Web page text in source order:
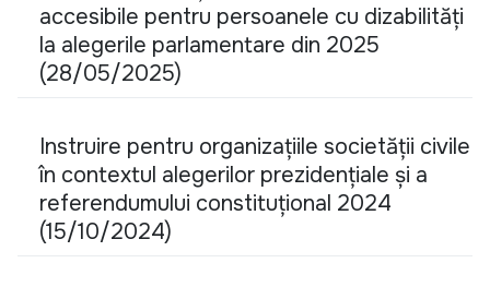
accesibile pentru persoanele cu dizabilități
la alegerile parlamentare din 2025
(28/05/2025)
Instruire pentru organizațiile societății civile
în contextul alegerilor prezidențiale și a
referendumului constituțional 2024
(15/10/2024)